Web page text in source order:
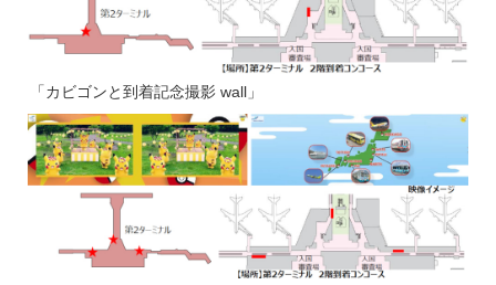
「カビゴンと到着記念撮影 wall」